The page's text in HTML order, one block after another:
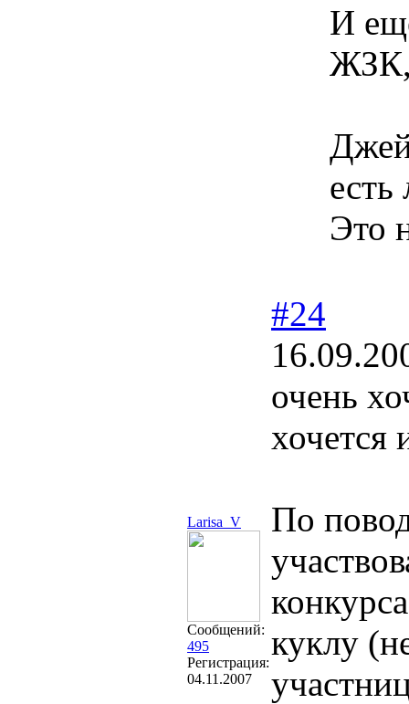
И
ЖЗК,
Это
Larisa_V
Сообщений:
495
Регистрация:
04.11.2007
#24
очень
хочется
По
куклу